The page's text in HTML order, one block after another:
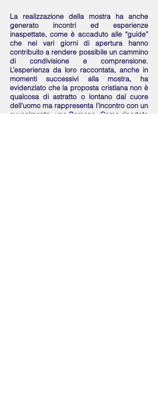
La realizzazione della mostra ha anche
generato incontri ed esperienze
inaspettate, come è accaduto alle “guide”
che nei vari giorni di apertura hanno
contribuito a rendere possibile un cammino
di condivisione e comprensione.
L’esperienza da loro raccontata, anche in
momenti successivi alla mostra, ha
evidenziato che la proposta cristiana non è
qualcosa di astratto o lontano dal cuore
dell’uomo ma rappresenta l’incontro con un
avvenimento, una Persona. Come riportato